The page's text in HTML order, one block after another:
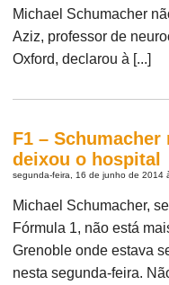
Michael Schumacher
Aziz, professor de
Oxford, declarou à [...]
F1 –
deixou o hospital
segunda-feira, 16 de junho de 2014
Michael Schumacher,
Fórmula 1, não está
Grenoble onde estava
nesta segunda-feira.